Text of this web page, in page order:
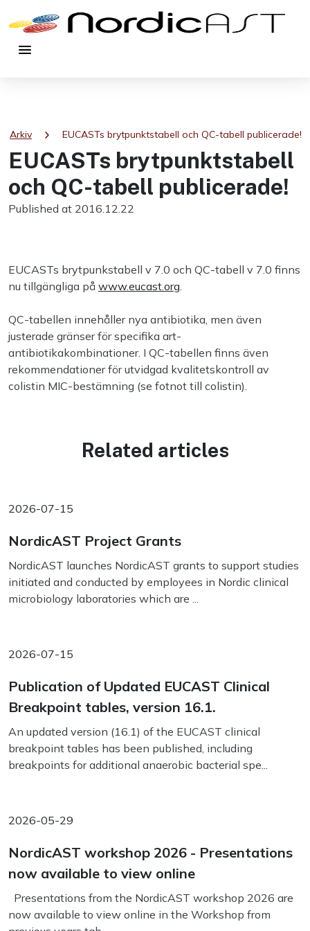
menu
Arkiv chevron_right EUCASTs brytpunktstabell och QC-tabell publicerade!
EUCASTs brytpunktstabell
och QC-tabell publicerade!
Published at 2016.12.22
EUCASTs brytpunkstabell v 7.0 och QC-tabell v 7.0 finns
nu tillgängliga på www.eucast.org.
QC-tabellen innehåller nya antibiotika, men även
justerade gränser för specifika art-
antibiotikakombinationer. I QC-tabellen finns även
rekommendationer för utvidgad kvalitetskontroll av
colistin MIC-bestämning (se fotnot till colistin).
Related articles
2026-07-15
NordicAST Project Grants
NordicAST launches NordicAST grants to support studies
initiated and conducted by employees in Nordic clinical
microbiology laboratories which are ...
2026-07-15
Publication of Updated EUCAST Clinical
Breakpoint tables, version 16.1.
An updated version (16.1) of the EUCAST clinical
breakpoint tables has been published, including
breakpoints for additional anaerobic bacterial spe...
2026-05-29
NordicAST workshop 2026 - Presentations
now available to view online
Presentations from the NordicAST workshop 2026 are
now available to view online in the Workshop from